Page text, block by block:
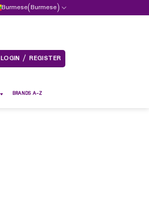
Burmese(Burmese)
LOGIN / REGISTER
BRANDS A-Z